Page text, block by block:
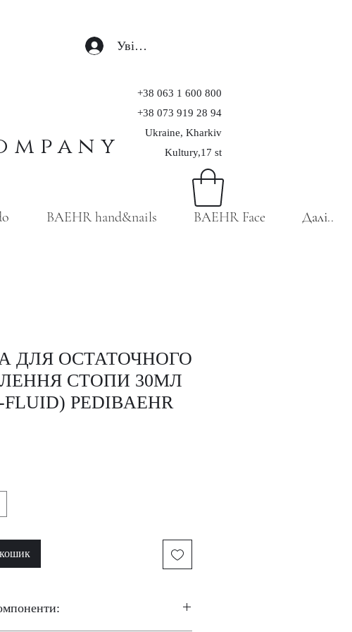
Увійти
+38 063 1 600 800
+38 073 919 28 94
Ukraine, Kharkiv
Kultury,17 st
BAEHR hand&nails BAEHR Face Далі..
ДЛЯ ОСТАТОЧНОГО
СТОПИ 30МЛ
FLUID) PEDIBAEHR